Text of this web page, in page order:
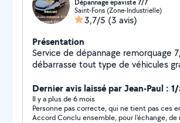
Dépannage epaviste 7/7
Saint-Fons (Zone-Industrielle)
3,7/5 (3 avis)
Présentation
Service de dépannage remorquage 7/7 . Épaviste
débarrasse tout type de véhicules
ferraille et métaux.
Dernier avis laissé par Jean-Paul :
Il y a plus de 6 mois
Personne pas correcte, qui ne tient pas ces
Accord Conclu ensemble, pour l'échange, de